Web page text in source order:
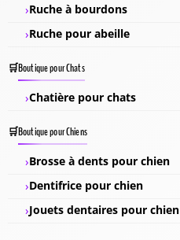
Ruche à bourdons
Ruche pour abeille
Boutique pour Chats
Chatière pour chats
Boutique pour Chiens
Brosse à dents pour chien
Dentifrice pour chien
Jouets dentaires pour chien